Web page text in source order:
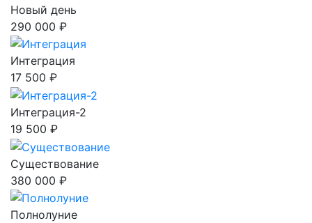
Новый день
290 000 ₽
Интеграция
17 500 ₽
Интеграция-2
19 500 ₽
Существование
380 000 ₽
Полнолуние